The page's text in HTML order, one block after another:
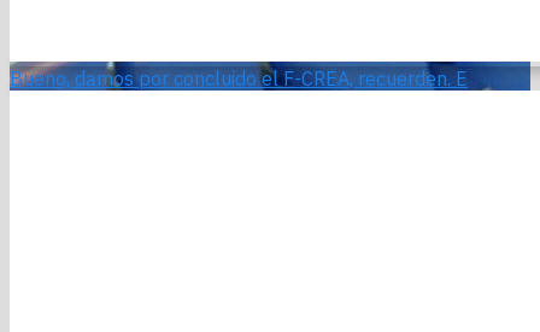
Bueno, damos por concluido el F-CREA, recuerden. E